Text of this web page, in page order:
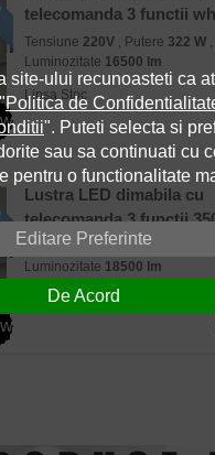
telecomanda 3 functii
Tensiune 220V , Putere 322 W ,
Luminozitate 16500 lm
Lipsa Stoc
Lustra LED dimabila cu
telecomanda 3 functii
Tensiune 220V, Putere
Luminozitate 18500 lm
Lipsa Stoc
site-ului recunoasteti ca
Politica de
". Puteti selecta si
sau sa continuati cu
pentru o functionalitate
Editare Preferinte
De Acord